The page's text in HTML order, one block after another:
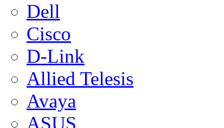
Dell
Cisco
D-Link
Allied Telesis
Avaya
ASUS